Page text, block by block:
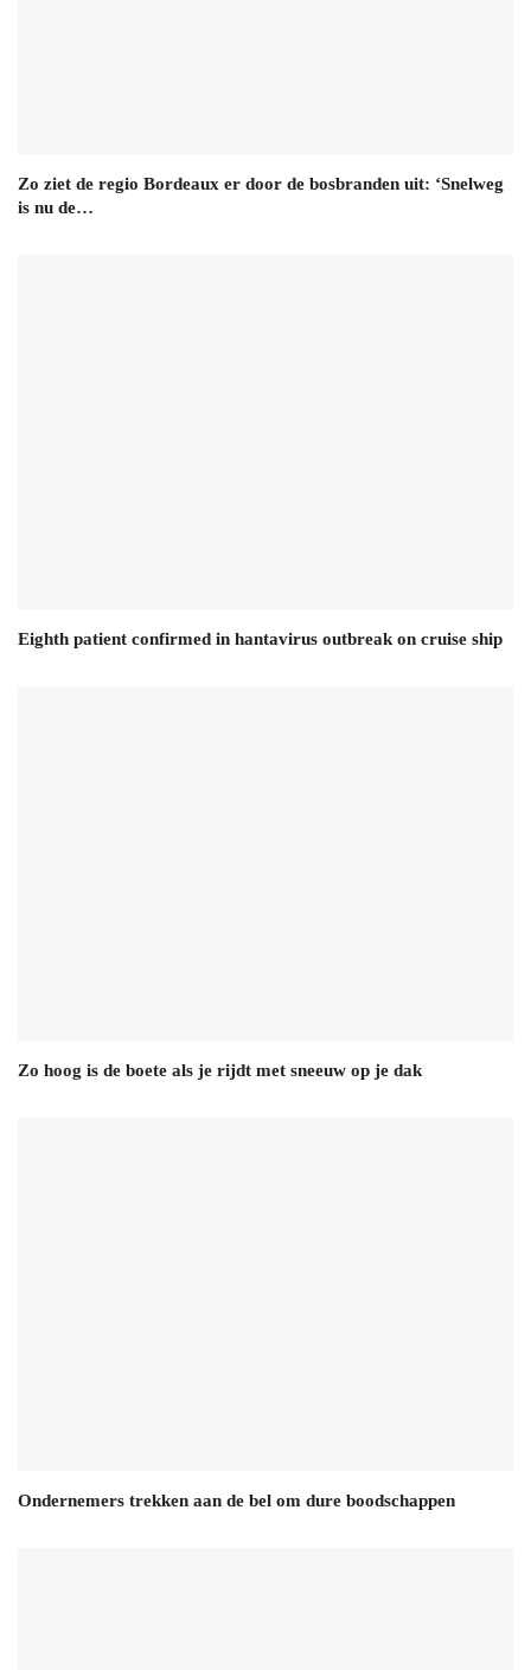
Zo ziet de regio Bordeaux er door de bosbranden uit: ‘Snelweg
is nu de…
Eighth patient confirmed in hantavirus outbreak on cruise ship
Zo hoog is de boete als je rijdt met sneeuw op je dak
Ondernemers trekken aan de bel om dure boodschappen